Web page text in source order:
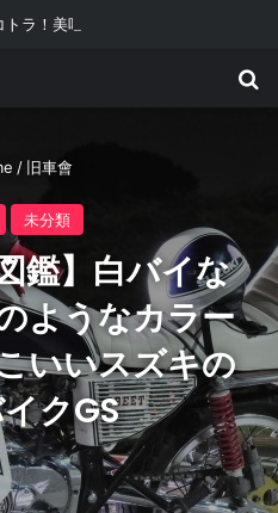
/ 旧車會
未分類
鑑】白バイな
ようなカラー
いいスズキの
クGS